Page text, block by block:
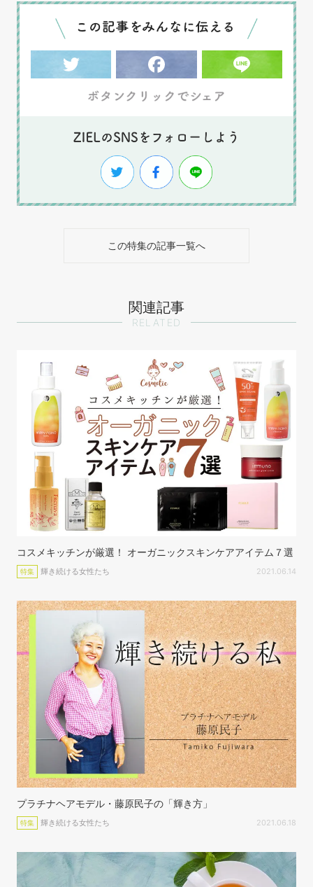
この特集の記事一覧へ
関連記事
RELATED
コスメキッチンが厳選！ オーガニックスキンケアアイテム７選
特集 輝き続ける女性たち 2021.06.14
プラチナヘアモデル・藤原民子の「輝き方」
特集 輝き続ける女性たち 2021.06.18